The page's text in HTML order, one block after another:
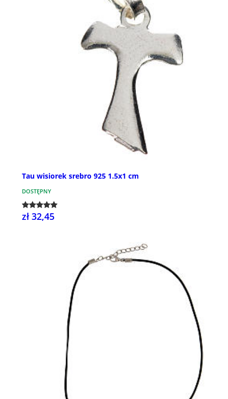
Tau wisiorek srebro 925 1.5x1 cm
DOSTĘPNY
zł 32,45